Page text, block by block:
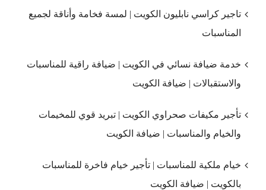
تاجير كراسي نابليون الكويت | لمسة فخامة وأناقة لجميع
المناسبات
خدمة ضيافة نسائي في الكويت | ضيافة راقية للمناسبات
والاستقبالات | ضيافة الكويت
تأجير مكيفات صحراوي الكويت | تبريد قوي للمخيمات
والخيام والمناسبات | ضيافة الكويت
خيام ملكية للمناسبات | تأجير خيام فاخرة للمناسبات
بالكويت | ضيافة الكويت